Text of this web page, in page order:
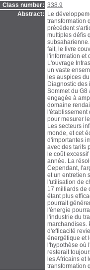
Class number: 338.9
Abstract:
Le
transformation
précédent
multiples défis
fait, le livre
l'information et
L'ouvrage
un vaste
les auspices
Diagnostic des
Sommet du G8
engagée à
domaine
pour mesurer
Les secteurs
monde, et cet
d'importantes
avec des tarifs
le coût
année. La
Cependant,
et un entretien
l'utilisation de
17 milliards de
étant plus
pourrait
l'énergie
l'industrie du
marchandises.
d'efficacité
énergétique et
l'hypothèse où
resterait
les Africains et
transformation